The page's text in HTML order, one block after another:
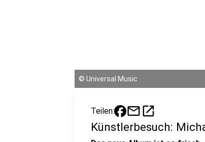
© Universal Music
Teilen: mailopen_in_new
Künstlerbesuch: